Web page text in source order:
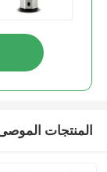
المنتجات